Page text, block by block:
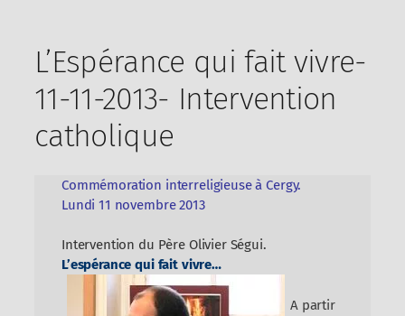
L’Espérance qui fait vivre-
11-11-2013- Intervention
catholique
Commémoration interreligieuse à Cergy.
Lundi 11 novembre 2013
Intervention du Père Olivier Ségui.
L’espérance qui fait vivre…
A partir